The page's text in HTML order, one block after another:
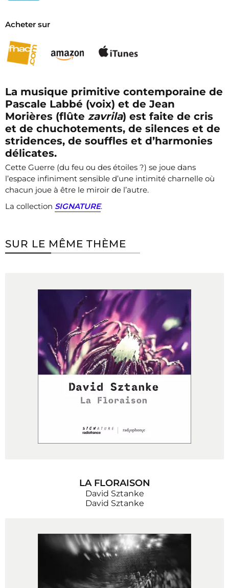
Acheter sur
La musique primitive contemporaine de
Pascale Labbé (voix) et de Jean
Morières (flûte zavrila) est faite de cris
et de chuchotements, de silences et de
stridences, de souffles et d’harmonies
délicates.
Cette Guerre (du feu ou des étoiles ?) se joue dans
l’espace infiniment sensible d’une intimité charnelle où
chacun joue à être le miroir de l’autre.
La collection SIGNATURE.
SUR LE MÊME THÈME
LA FLORAISON
David Sztanke
David Sztanke